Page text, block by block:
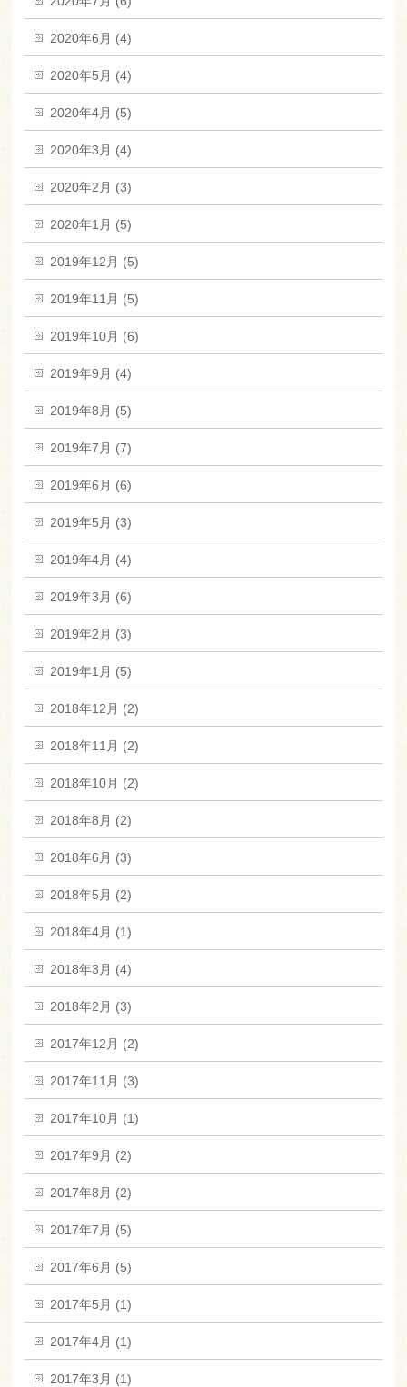
2020年6月 (4)
2020年5月 (4)
2020年4月 (5)
2020年3月 (4)
2020年2月 (3)
2020年1月 (5)
2019年12月 (5)
2019年11月 (5)
2019年10月 (6)
2019年9月 (4)
2019年8月 (5)
2019年7月 (7)
2019年6月 (6)
2019年5月 (3)
2019年4月 (4)
2019年3月 (6)
2019年2月 (3)
2019年1月 (5)
2018年12月 (2)
2018年11月 (2)
2018年10月 (2)
2018年8月 (2)
2018年6月 (3)
2018年5月 (2)
2018年4月 (1)
2018年3月 (4)
2018年2月 (3)
2017年12月 (2)
2017年11月 (3)
2017年10月 (1)
2017年9月 (2)
2017年8月 (2)
2017年7月 (5)
2017年6月 (5)
2017年5月 (1)
2017年4月 (1)
2017年3月 (1)